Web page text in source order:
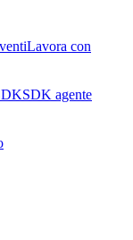
Lavora con
SDK agente